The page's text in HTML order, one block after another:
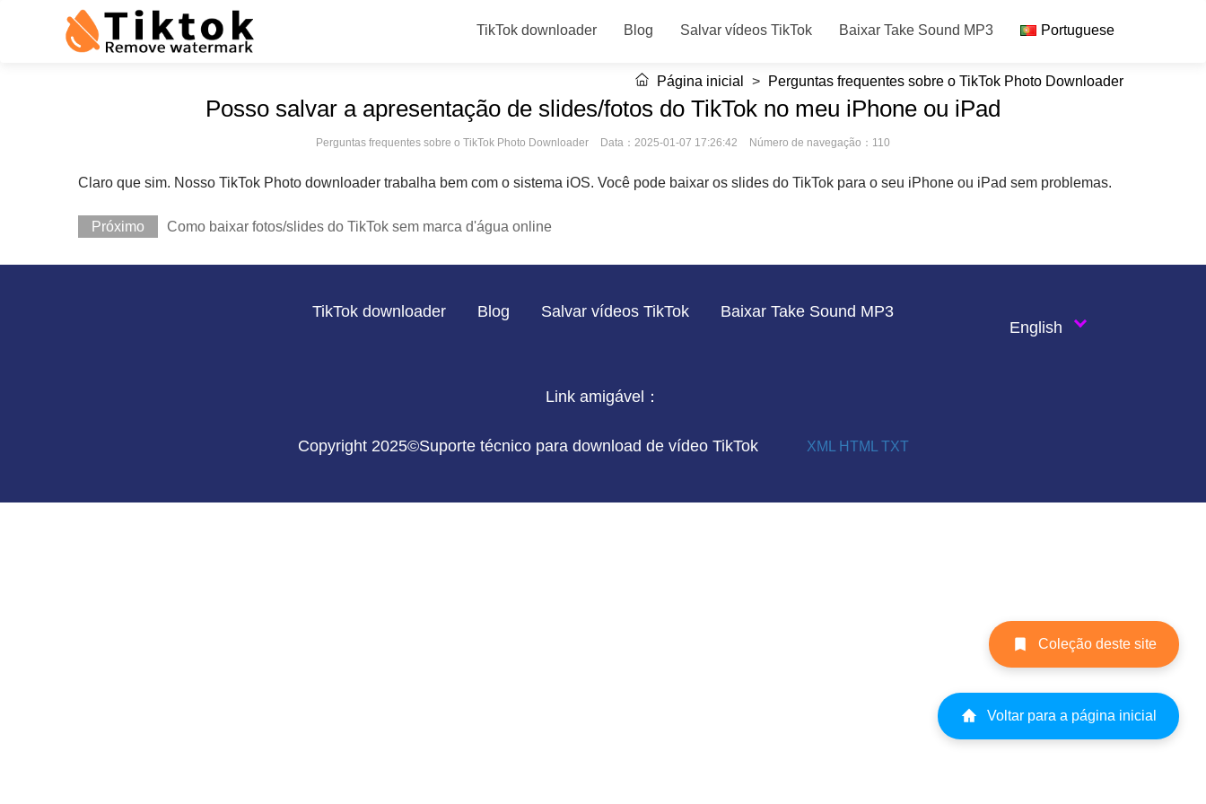
TikTok downloader Blog Salvar vídeos TikTok Baixar Take Sound MP3 Portuguese
Página inicial > Perguntas frequentes sobre o TikTok Photo Downloader
Posso salvar a apresentação de slides/fotos do TikTok no meu iPhone ou iPad
Perguntas frequentes sobre o TikTok Photo Downloader Data：2025-01-07 17:26:42 Número de navegação：110
Claro que sim. Nosso TikTok Photo downloader trabalha bem com o sistema iOS. Você pode baixar os slides do TikTok para o seu iPhone ou iPad sem problemas.
Próximo Como baixar fotos/slides do TikTok sem marca d'água online
TikTok downloader Blog Salvar vídeos TikTok
Baixar Take Sound MP3
English
Link amigável：
Copyright 2025©Suporte técnico para download de vídeo TikTok XML HTML TXT
Coleção deste site
Voltar para a página inicial